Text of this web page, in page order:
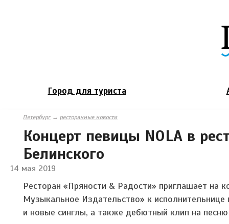
Город для туриста
Петербург→ ресторанные новости
Концерт певицы NOLA в
Белинского
14 мая 2019
Ресторан «Пряности & Радости» приглашает на
Музыкальное Издательство» к
и новые синглы, а также дебютный клип на